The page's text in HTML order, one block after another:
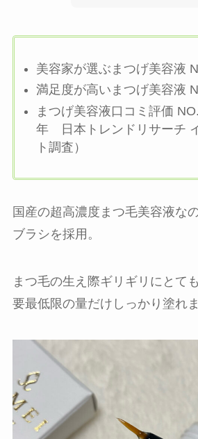
美容家が選ぶまつげ美容液
満足度が高いまつげ美容液
まつげ美容液口コミ評価
年 日本トレンドリサーチ
ト調査）
国産の超高濃度まつ毛美容液な
ブラシを採用。
まつ毛の生え際ギリギリにとて
要最低限の量だけしっかり塗れま